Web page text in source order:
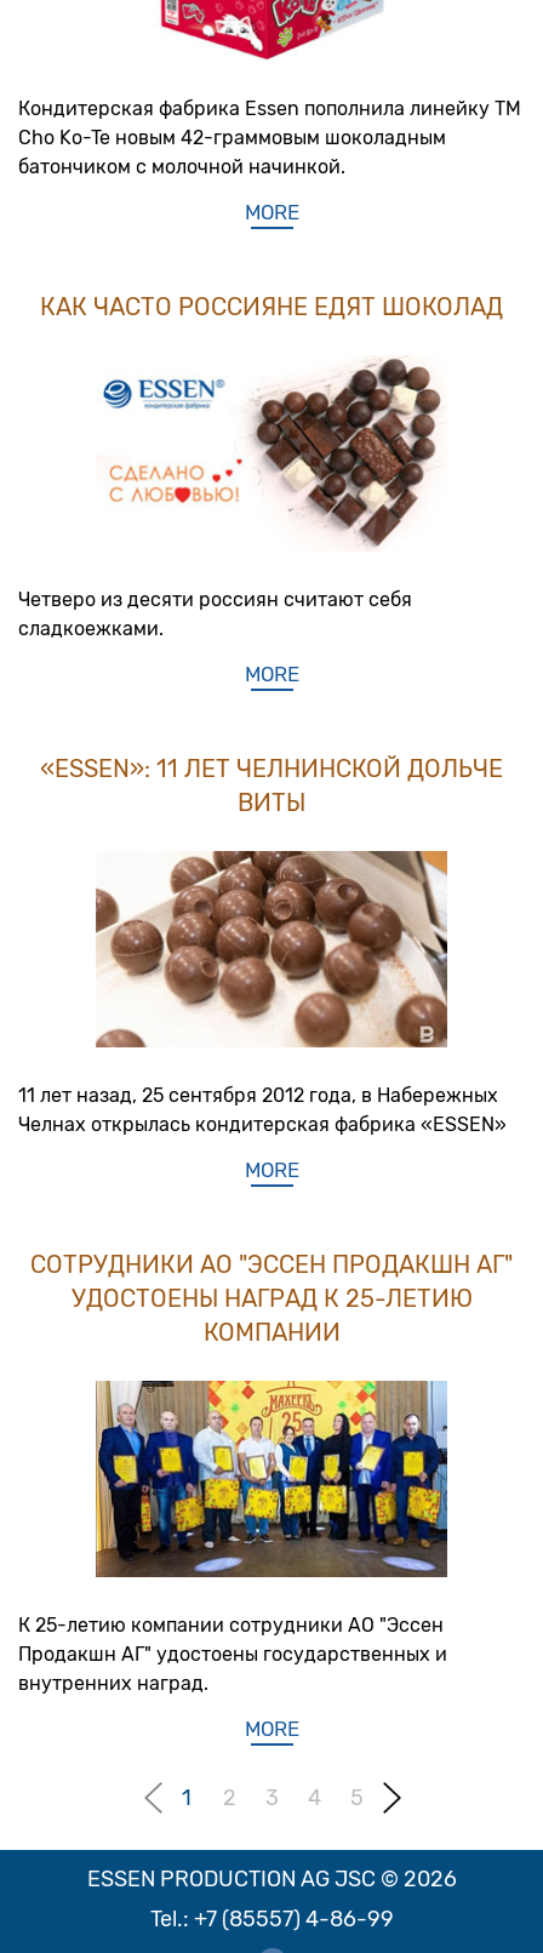
Кондитерская фабрика Essen пополнила линейку ТМ
Cho Ko-Te новым 42-граммовым шоколадным
батончиком с молочной начинкой.
MORE
КАК ЧАСТО РОССИЯНЕ ЕДЯТ ШОКОЛАД
Четверо из десяти россиян считают себя
сладкоежками.
MORE
«ESSEN»: 11 ЛЕТ ЧЕЛНИНСКОЙ ДОЛЬЧЕ
ВИТЫ
11 лет назад, 25 сентября 2012 года, в Набережных
Челнах открылась кондитерская фабрика «ESSEN»
MORE
СОТРУДНИКИ АО "ЭССЕН ПРОДАКШН АГ"
УДОСТОЕНЫ НАГРАД К 25-ЛЕТИЮ
КОМПАНИИ
К 25-летию компании сотрудники АО "Эссен
Продакшн АГ" удостоены государственных и
внутренних наград.
MORE
1 2 3 4 5
ESSEN PRODUCTION AG JSC © 2026
Tel.: +7 (85557) 4-86-99